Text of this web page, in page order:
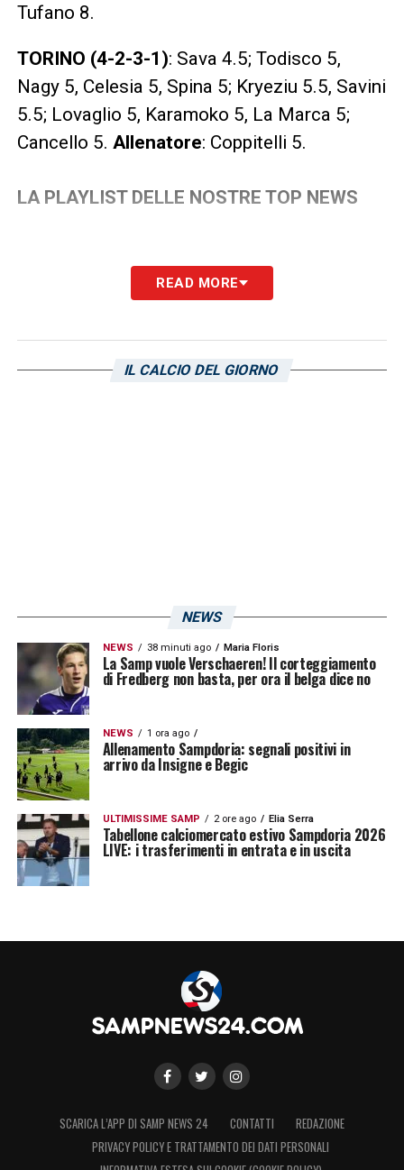
Tufano 8.
TORINO (4-2-3-1): Sava 4.5; Todisco 5,
Nagy 5, Celesia 5, Spina 5; Kryeziu 5.5, Savini
5.5; Lovaglio 5, Karamoko 5, La Marca 5;
Cancello 5. Allenatore: Coppitelli 5.
LA PLAYLIST DELLE NOSTRE TOP NEWS
READ MORE
IL CALCIO DEL GIORNO
NEWS
NEWS 38 minuti ago Maria Floris
La Samp vuole Verschaeren! Il corteggiamento
di Fredberg non basta, per ora il belga dice no
NEWS 1 ora ago
Allenamento Sampdoria: segnali positivi in
arrivo da Insigne e Begic
ULTIMISSIME SAMP 2 ore ago Elia Serra
Tabellone calciomercato estivo Sampdoria 2026
LIVE: i trasferimenti in entrata e in uscita
SCARICA L’APP DI SAMP NEWS 24 CONTATTI
REDAZIONE
PRIVACY POLICY E TRATTAMENTO DEI DATI PERSONALI